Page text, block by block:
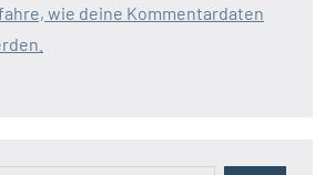
wie deine Kommentardaten